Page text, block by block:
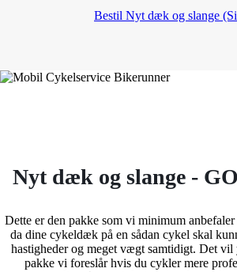
Bestil Nyt dæk og slange
Nyt dæk og slange -
Dette er den pakke som vi minimum
da dine cykeldæk på en sådan cykel skal
hastigheder og meget vægt samtidigt. Det vil
pakke vi foreslår hvis du cykler mere